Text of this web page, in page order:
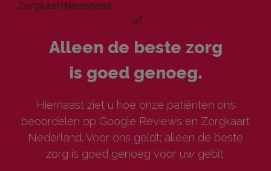
ZorgkaartNederland.
of
Alleen de beste zorg
is goed genoeg.
Hiernaast ziet u hoe onze patiënten ons
beoordelen op Google Reviews en Zorgkaart
Nederland. Voor ons geldt; alleen de beste
zorg is goed genoeg voor uw gebit.